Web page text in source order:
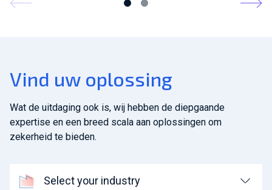
Vind uw oplossing
Wat de uitdaging ook is, wij hebben de diepgaande
expertise en een breed scala aan oplossingen om
zekerheid te bieden.
Select your industry